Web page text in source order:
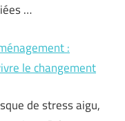
…
:
le changement
de stress aigu,